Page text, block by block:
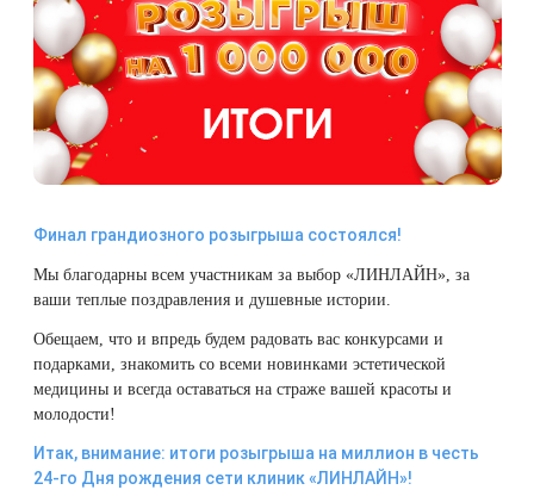
Финал грандиозного розыгрыша состоялся!
Мы благодарны всем участникам за выбор «ЛИНЛАЙН», за
ваши теплые поздравления и душевные истории.
Обещаем, что и впредь будем радовать вас конкурсами и
подарками, знакомить со всеми новинками эстетической
медицины и всегда оставаться на страже вашей красоты и
молодости!
Итак, внимание: итоги розыгрыша на миллион в честь
24-го Дня рождения сети клиник «ЛИНЛАЙН»!
Удаление растяжек
Лазерная наноперфорация
Лазерная эпиляция
Лазерная QOOL-эпиляция
Эпиляция диодным лазером
Лазерное омоложение рук
Удаление татуировок
Удаление татуажа (перманентного макияжа)
Плазмотерапия
Нитевой лифтинг
Озонотерапия
Дермотония на аппарате SKINTONIC
(Скинтоник)
Микротоки и миостимуляция
Ультразвуковая чистка лица
RSL-скульптурирование
Beautyliner (Бьютилайнер)
ДНК-тестирование
Интегративная косметология
Процедуры для детей
Маникюр и педикюр
Косметология для подростков
Косметология для мужчин
Купить космецевтику VIF
Избавиться от растяжек на животе
Освежить кожу
Омолодить кожу рук
Изменить овал лица
Избавиться от птоза на лице
Избавиться от морщин
Убрать морщины на шее
Увеличить губы
Конгресс ECALM